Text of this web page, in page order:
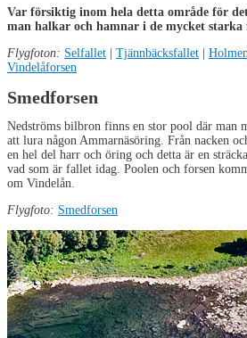
Var försiktig inom hela detta område för
man halkar och hamnar i de mycket starka
Flygfoton: Selfallet Tjännbäcksfallet
Vindelåforsen
Smedforsen
Nedströms bilbron finns en stor pool där man
att lura någon Ammarnäsöring. Från nacken
en hel del harr och öring och detta är en
vad som är fallet idag. Poolen och forsen
om Vindelån.
Flygfoto: Smedforsen